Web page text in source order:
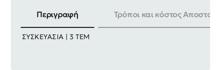
Περιγραφή Τρόποι και κόστος
ΜΗΚΟΣ | 900mm ΔΙΑΜΕΤΡΟΣ ΚΟΠΗΣ | 16mm
ΣΥΣΚΕΥΑΣΙΑ | 3 ΤΕΜ